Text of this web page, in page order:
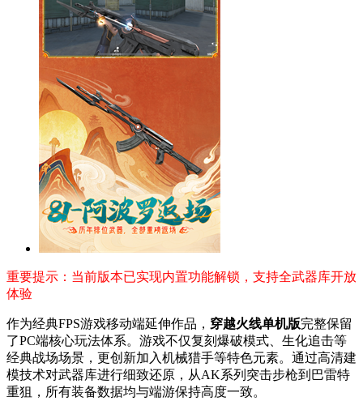
重要提示：当前版本已实现内置功能解锁，支持全武器库开放
体验
作为经典FPS游戏移动端延伸作品， 穿越火线单机版完整保留
了PC端核心玩法体系。游戏不仅复刻爆破模式、生化追击等
经典战场场景，更创新加入机械猎手等特色元素。通过高清建
模技术对武器库进行细致还原，从AK系列突击步枪到巴雷特
重狙，所有装备数据均与端游保持高度一致。